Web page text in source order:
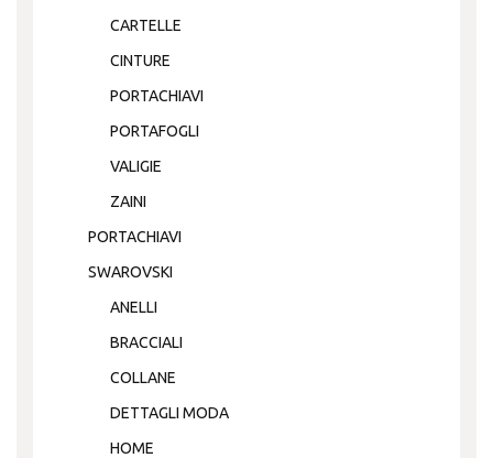
CARTELLE
CINTURE
PORTACHIAVI
PORTAFOGLI
VALIGIE
ZAINI
PORTACHIAVI
SWAROVSKI
ANELLI
BRACCIALI
COLLANE
DETTAGLI MODA
HOME